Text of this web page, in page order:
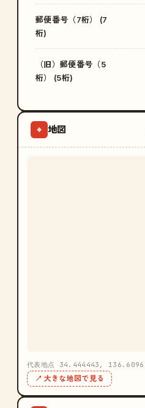
郵便番号（7桁） (7
桁)
（旧）郵便番号（5
桁） (5桁)
⌖ 地図
代表地点 34.444443,
↗ 大きな地図で見る